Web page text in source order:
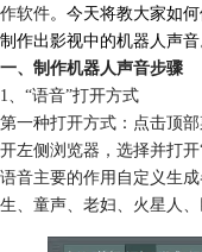
作软件。今天将教大家如
制作出影视中的机器人声音
一、制作机器人声音步骤
1、“语音”打开方式
第一种打开方式：点击顶
开左侧浏览器，选择并打开
语音主要的作用自定义生
生、童声、老妇、火星人